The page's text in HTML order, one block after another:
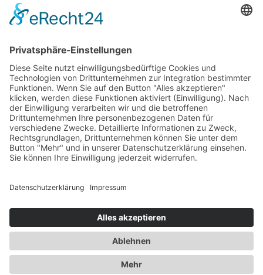
Leitfaden und Ratgeber
Referenzen
Anwendungen
Videos
Blog
FAQ
Kontakt
Kontakt zu XITO
Über uns